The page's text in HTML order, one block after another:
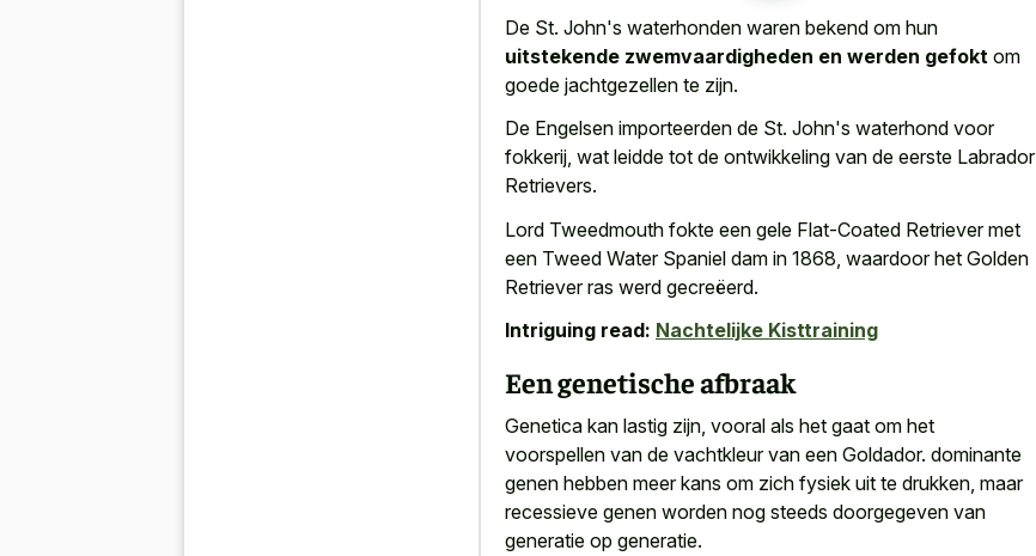
De St. John's waterhonden waren bekend om hun
uitstekende zwemvaardigheden en werden gefokt om
goede jachtgezellen te zijn.
De Engelsen importeerden de St. John's waterhond voor
fokkerij, wat leidde tot de ontwikkeling van de eerste Labrador
Retrievers.
Lord Tweedmouth fokte een gele Flat-Coated Retriever met
een Tweed Water Spaniel dam in 1868, waardoor het Golden
Retriever ras werd gecreëerd.
Intriguing read: Nachtelijke Kisttraining
Een genetische afbraak
Genetica kan lastig zijn, vooral als het gaat om het
voorspellen van de vachtkleur van een Goldador. dominante
genen hebben meer kans om zich fysiek uit te drukken, maar
recessieve genen worden nog steeds doorgegeven van
generatie op generatie.